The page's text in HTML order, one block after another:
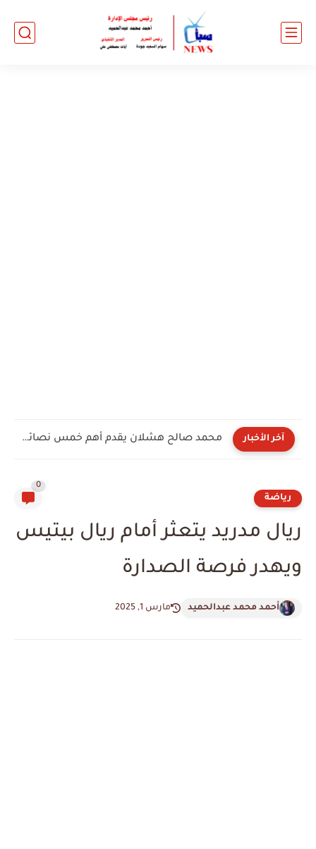
آخر الأخبار محمد صالح هشلان يقدم أهم خمس نصائح لكل سائق
رياضة
0
ريال مدريد يتعثر أمام ريال بيتيس
ويهدر فرصة الصدارة
أحمد محمد عبدالحميد مارس 1, 2025